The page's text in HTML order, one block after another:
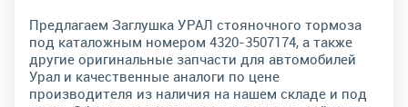
Предлагаем Заглушка УРАЛ стояночного тормоза
под каталожным номером 4320-3507174, а также
другие оригинальные запчасти для автомобилей
Урал и качественные аналоги по цене
производителя из наличия на нашем складе и под